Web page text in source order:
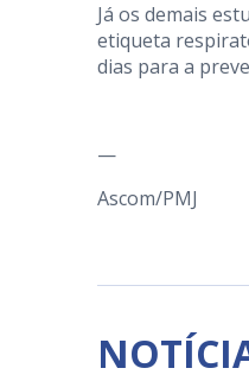
Já os demais
etiqueta
dias para a
—
Ascom/PMJ